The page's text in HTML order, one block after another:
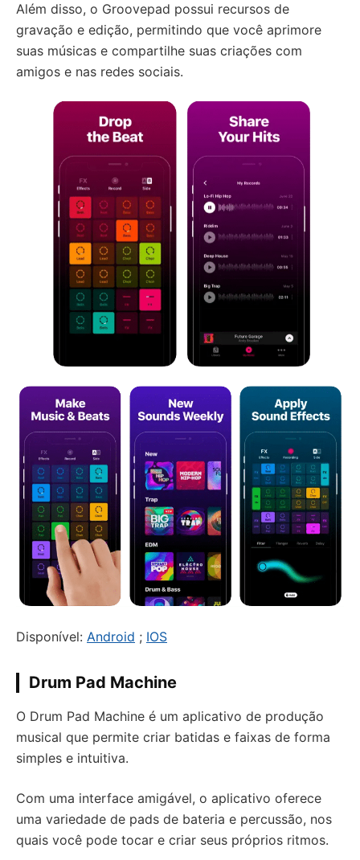
Além disso, o Groovepad possui recursos de
gravação e edição, permitindo que você aprimore
suas músicas e compartilhe suas criações com
amigos e nas redes sociais.
Disponível: Android ; IOS
Drum Pad Machine
O Drum Pad Machine é um aplicativo de produção
musical que permite criar batidas e faixas de forma
simples e intuitiva.
Com uma interface amigável, o aplicativo oferece
uma variedade de pads de bateria e percussão, nos
quais você pode tocar e criar seus próprios ritmos.